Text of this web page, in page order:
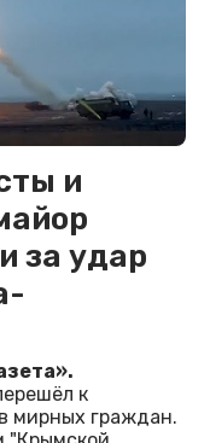
и
за удар
к
мирных граждан.